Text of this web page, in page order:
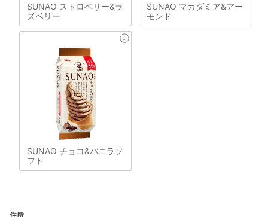
SUNAO ストロベリー&ラ
ズベリー
SUNAO マカダミア&アー
モンド
SUNAO チョコ&バニラソ
フト
住所